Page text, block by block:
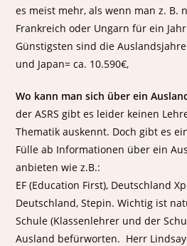
es meist mehr, als wenn man z. B.
Frankreich oder Ungarn für ein
Günstigsten sind die
und Japan= ca. 10.590€,
Wo kann man sich über ein
der ASRS gibt es leider keinen
Thematik auskennt. Doch gibt es
Fülle ab Informationen über ein
anbieten wie z.B.:
EF (Education First), Deutschland
Deutschland, Stepin. Wichtig ist
Schule (Klassenlehrer und der
Ausland befürworten. Herr